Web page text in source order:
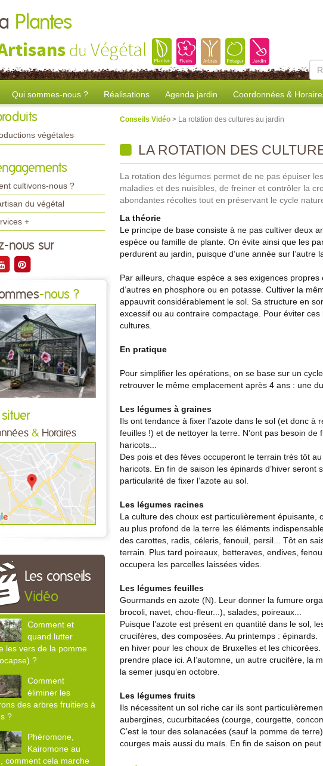
Plantes
du Végétal
Qui sommes-nous ? Réalisations Agenda jardin Coordonnées &
végétales
cultivons-nous ?
du végétal
+
nous sur
-nous ?
situer
& Horaires
Les conseils
Vidéo
Comment et
quand lutter
les vers de la pomme
?
Comment
éliminer les
des arbres fruitiers à
?
Phéromone,
Kairomone au
comment cela marche
Conseils Vidéo > La rotation des cultures au jardin
LA ROTATION DES
La rotation des légumes permet de ne pas épuiser
maladies et des nuisibles, de freiner et contrôler la
abondantes récoltes tout en préservant le cycle
La théorie
Le principe de base consiste à ne pas cultiver deux
espèce ou famille de plante. On évite ainsi que les
perdurent au jardin, puisque d’une année sur l’autre
Par ailleurs, chaque espèce a ses exigences
d’autres en phosphore ou en potasse. Cultiver la
appauvrit considérablement le sol. Sa structure en
excessif ou au contraire compactage. Pour éviter
cultures.
En pratique
Pour simplifier les opérations, on se base sur un
retrouver le même emplacement après 4 ans : une
Les légumes à graines
Ils ont tendance à fixer l’azote dans le sol (et donc
feuilles !) et de nettoyer la terre. N’ont pas besoin
haricots...
Des pois et des fèves occuperont le terrain très tôt
haricots. En fin de saison les épinards d’hiver
particularité de fixer l’azote au sol.
Les légumes racines
La culture des choux est particulièrement
au plus profond de la terre les éléments
des carottes, radis, céleris, fenouil, persil... Tôt en
terrain. Plus tard poireaux, betteraves, endives,
occupera les parcelles laissées vides.
Les légumes feuilles
Gourmands en azote (N). Leur donner la fumure
brocoli, navet, chou-fleur...), salades, poireaux...
Puisque l’azote est présent en quantité dans le sol,
crucifères, des composées. Au printemps : épinards.
en hiver pour les choux de Bruxelles et les
prendre place ici. A l’automne, un autre crucifère, la
la semer jusqu’en octobre.
Les légumes fruits
Ils nécessitent un sol riche car ils sont
aubergines, cucurbitacées (courge, courgette,
C’est le tour des solanacées (sauf la pomme de
courges mais aussi du maïs. En fin de saison on